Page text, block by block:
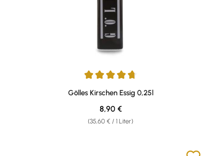
Durchschnittliche Bewertung von 4.67 von 5 Sternen
Gölles Kirschen Essig 0,25l
(35,60 € / 1 Liter)
Regulärer Preis:
8,90 €